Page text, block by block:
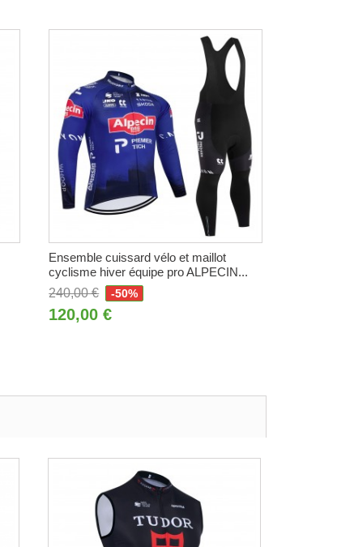
Ensemble cuissard vélo et maillot
cyclisme hiver équipe pro ALPECIN...
240,00 €
-50%
120,00 €